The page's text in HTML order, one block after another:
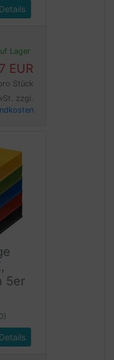
Lager
EUR
Stück
zzgl.
5er